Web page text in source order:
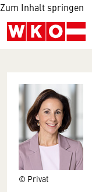
Zum Inhalt springen
© Privat